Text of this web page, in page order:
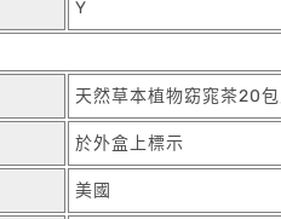
Y
天然草本植物窈窕茶20
於外盒上標示
美國